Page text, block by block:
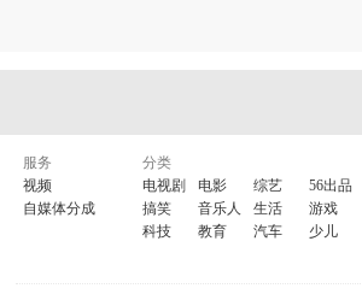
服务
视频
自媒体分成
分类
电视剧
电影 综艺 56出品
搞笑
音乐人 生活 游戏
科技
教育 汽车 少儿